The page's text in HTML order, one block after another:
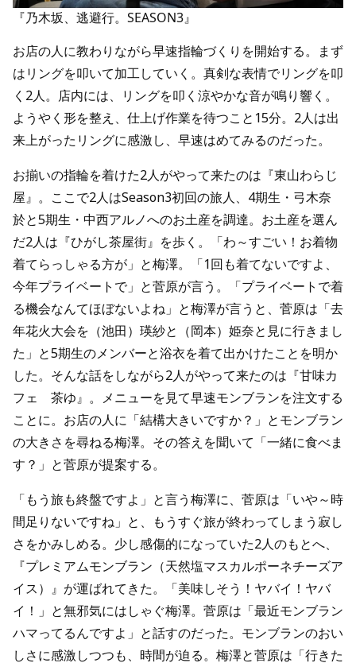
『乃木坂、逃避行。SEASON3』
お店の人に教わりながら早速指輪づくりを開始する。まず
はリングを叩いて加工していく。真剣な表情でリングを叩
く2人。店内には、リングを叩く涼やかな音が鳴り響く。
ようやく形を整え、仕上げ作業を待つこと15分。2人は出
来上がったリングに感激し、早速はめてみるのだった。
お揃いの指輪を着けた2人がやって来たのは『東山わらじ
屋』。ここで2人はSeason3初回の旅人、4期生・弓木奈
於と5期生・中西アルノへのお土産を調達。お土産を選ん
だ2人は『ひがし茶屋街』を歩く。「わ～すごい！お着物
着てらっしゃる方が」と梅澤。「1回も着てないですよ、
今年プライベートで」と菅原が言う。「プライベートで着
る機会なんてほぼないよね」と梅澤が言うと、菅原は「去
年花火大会を（池田）瑛紗と（岡本）姫奈と見に行きまし
た」と5期生のメンバーと浴衣を着て出かけたことを明か
した。そんな話をしながら2人がやって来たのは『甘味カ
フェ 茶ゆ』。メニューを見て早速モンブランを注文する
ことに。お店の人に「結構大きいですか？」とモンブラン
の大きさを尋ねる梅澤。その答えを聞いて「一緒に食べま
す？」と菅原が提案する。
「もう旅も終盤ですよ」と言う梅澤に、菅原は「いや～時
間足りないですね」と、もうすぐ旅が終わってしまう寂し
さをかみしめる。少し感傷的になっていた2人のもとへ、
『プレミアムモンブラン（天然塩マスカルポーネチーズア
イス）』が運ばれてきた。「美味しそう！ヤバイ！ヤバ
イ！」と無邪気にはしゃぐ梅澤。菅原は「最近モンブラン
ハマってるんですよ」と話すのだった。モンブランのおい
しさに感激しつつも、時間が迫る。梅澤と菅原は「行きた